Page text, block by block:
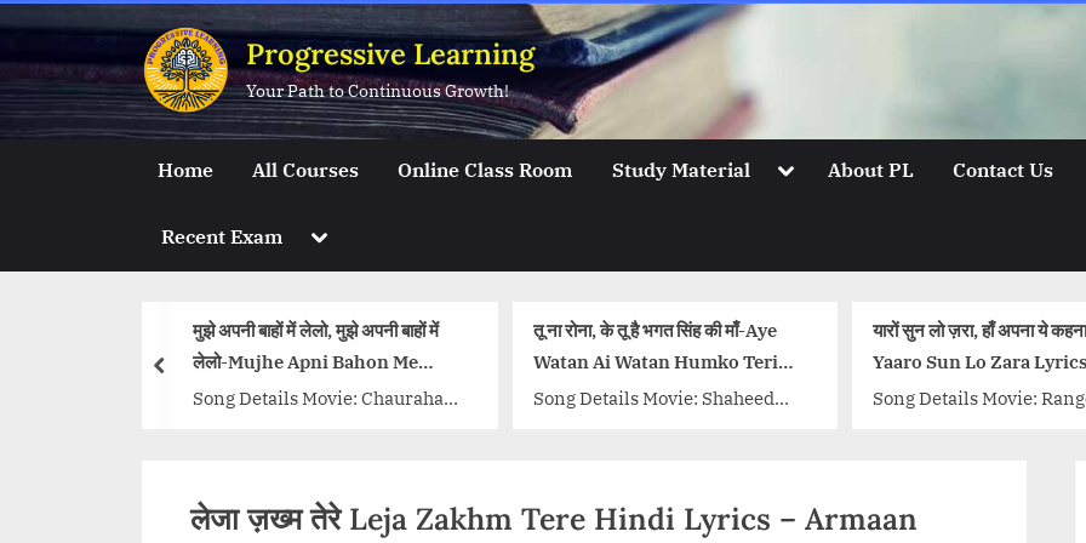
content
Progressive Learning
Your Path to Continuous Growth!
Home All Courses Online Class Room Study Material ToggleAbout PL Contact Us
Recent Exam Toggle
menu
मुझे अपनी बाहों में लेलो, मुझे अपनी बाहों में
लेलो-Mujhe Apni Bahon Me
Song Details Movie: Chauraha
Kavita Krishnamurthy Music
तू ना रोना, के तू है भगत सिंह की माँ-Aye
Watan Ai Watan Humko Teri
Kasam Lyrics
Song Details Movie: Shaheed
Mohammed Rafi, Mukesh,
यारों सुन लो ज़रा, हाँ अपना ये कहना-
Yaaro Sun Lo Zara Lyrics
Song Details Movie: Rangeela
Kotwal Actors/Actresses:
तुमसा
–
Song
Anu
prev
लेजा ज़ख्म तेरे Leja Zakhm Tere Hindi Lyrics – Armaan